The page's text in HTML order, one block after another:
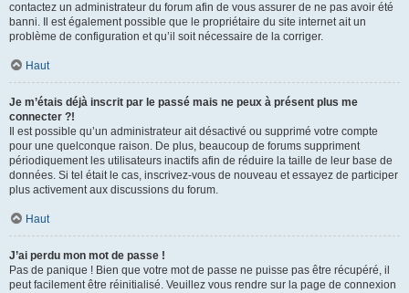
contactez un administrateur du forum afin de vous assurer de ne pas avoir été
banni. Il est également possible que le propriétaire du site internet ait un
problème de configuration et qu’il soit nécessaire de la corriger.
Haut
Je m’étais déjà inscrit par le passé mais ne peux à présent plus me
connecter ?!
Il est possible qu’un administrateur ait désactivé ou supprimé votre compte
pour une quelconque raison. De plus, beaucoup de forums suppriment
périodiquement les utilisateurs inactifs afin de réduire la taille de leur base de
données. Si tel était le cas, inscrivez-vous de nouveau et essayez de participer
plus activement aux discussions du forum.
Haut
J’ai perdu mon mot de passe !
Pas de panique ! Bien que votre mot de passe ne puisse pas être récupéré, il
peut facilement être réinitialisé. Veuillez vous rendre sur la page de connexion